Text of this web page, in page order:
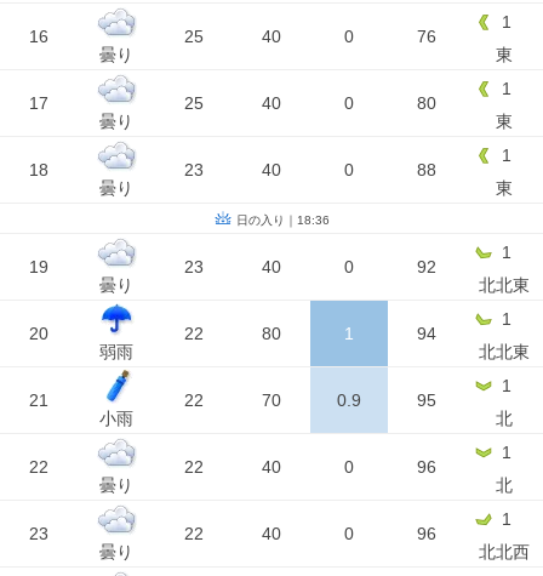
16
曇り
25 40 0 76
1
東
17
曇り
25 40 0 80
1
東
18
曇り
23 40 0 88
1
東
日の入り｜18:36
19
曇り
23 40 0 92
1
北北東
20
弱雨
22 80 1 94
1
北北東
21
小雨
22 70 0.9 95
1
北
22
曇り
22 40 0 96
1
北
23
曇り
22 40 0 96
1
北北西